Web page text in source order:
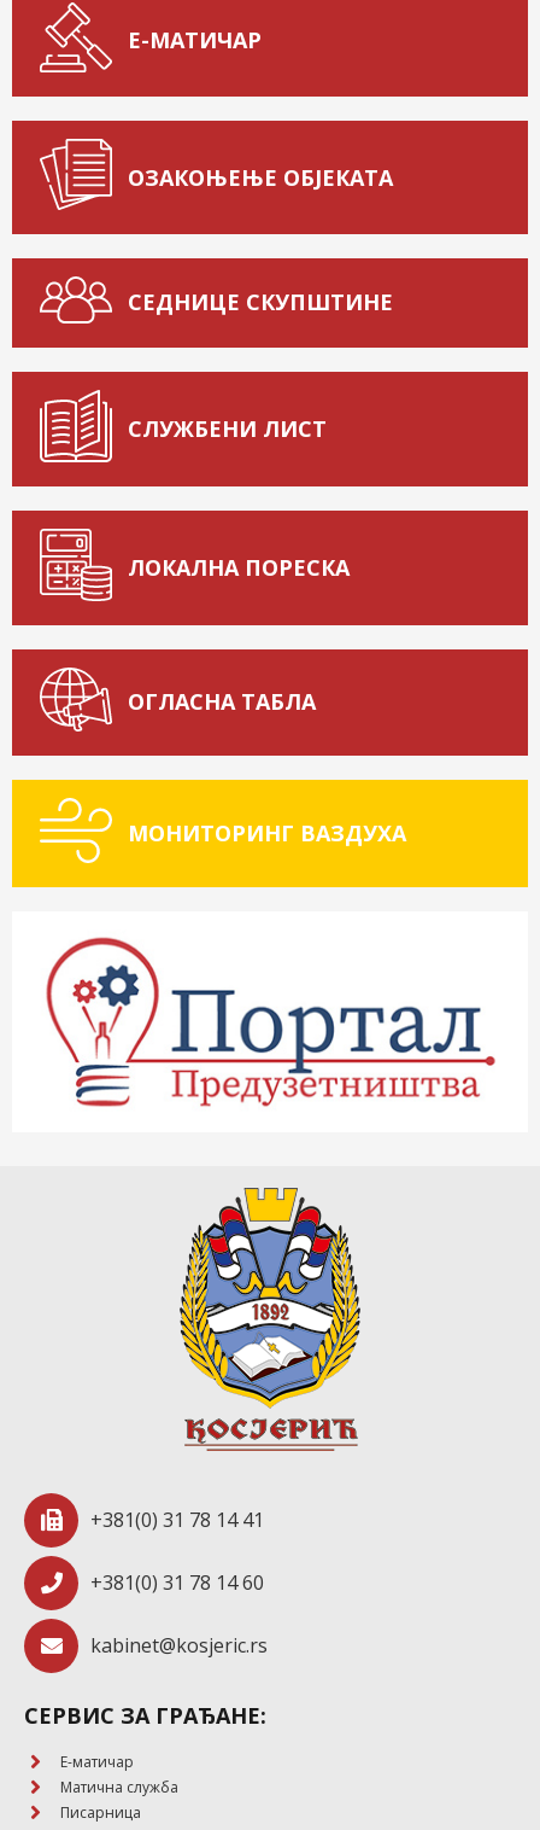
Е-МАТИЧАР
ОЗАКОЊЕЊЕ ОБЈЕКАТА
СЕДНИЦЕ СКУПШТИНЕ
СЛУЖБЕНИ ЛИСТ
ЛОКАЛНА ПОРЕСКА
ОГЛАСНА ТАБЛА
МОНИТОРИНГ ВАЗДУХА
+381(0) 31 78 14 41
+381(0) 31 78 14 60
kabinet@kosjeric.rs
СЕРВИС ЗА ГРАЂАНЕ:
E-матичар
Матична служба
Писарница